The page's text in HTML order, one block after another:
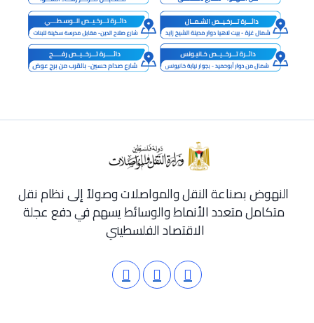
النهوض بصناعة النقل والمواصلات وصولاً إلى نظام نقل
متكامل متعدد الأنماط والوسائط يسهم في دفع عجلة
الاقتصاد الفلسطيني